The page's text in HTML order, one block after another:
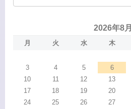
2026年8月
月 火 水 木
3
4 5 6
10
11 12 13
17
18 19 20
24
25 26 27